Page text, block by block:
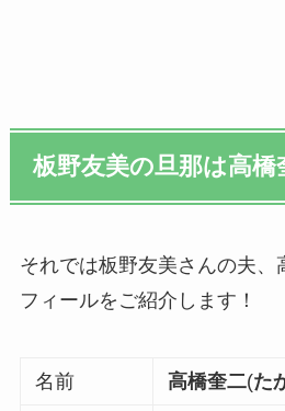
板野友美の旦那は高橋
それでは板野友美さんの夫、
フィールをご紹介します！
名前 高橋奎二(た